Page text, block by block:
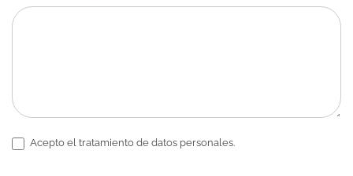
Acepto el tratamiento de datos personales.